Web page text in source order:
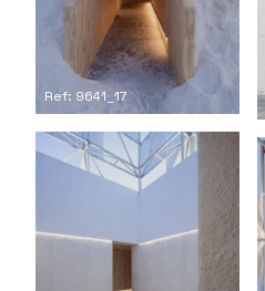
Ref: 9641_17